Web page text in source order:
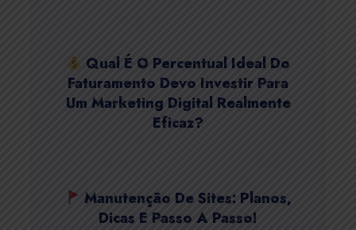
Qual É O Percentual Ideal Do
Faturamento Devo Investir Para
Um Marketing Digital Realmente
Eficaz?
Manutenção De Sites: Planos,
Dicas E Passo A Passo!